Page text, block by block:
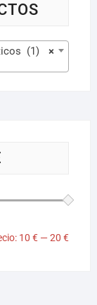
×
(1)
10 € —20 €